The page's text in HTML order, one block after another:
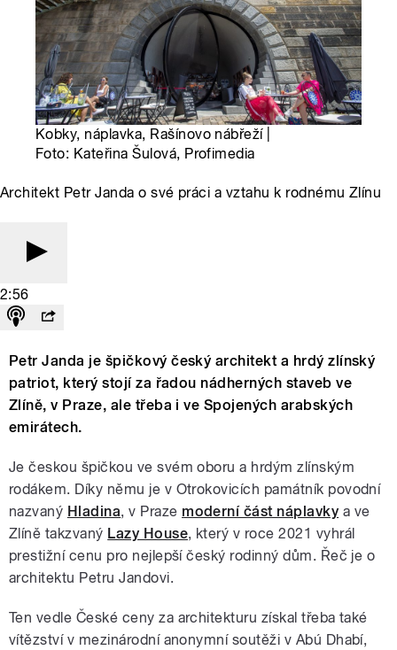
Kobky, náplavka, Rašínovo nábřeží |
Foto: Kateřina Šulová, Profimedia
Architekt Petr Janda o své práci a vztahu k rodnému Zlínu
2:56
Petr Janda je špičkový český architekt a hrdý zlínský
patriot, který stojí za řadou nádherných staveb ve
Zlíně, v Praze, ale třeba i ve Spojených arabských
emirátech.
Je českou špičkou ve svém oboru a hrdým zlínským
rodákem. Díky němu je v Otrokovicích památník povodní
nazvaný Hladina, v Praze moderní část náplavky a ve
Zlíně takzvaný Lazy House, který v roce 2021 vyhrál
prestižní cenu pro nejlepší český rodinný dům. Řeč je o
architektu Petru Jandovi.
Ten vedle České ceny za architekturu získal třeba také
vítězství v mezinárodní anonymní soutěži v Abú Dhabí,